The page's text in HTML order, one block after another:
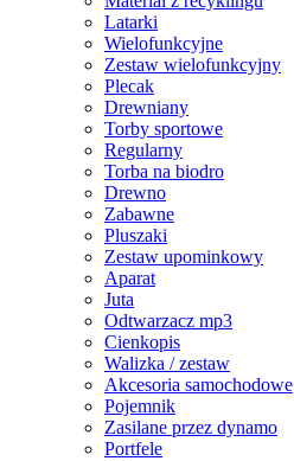
Latarki
Wielofunkcyjne
Zestaw wielofunkcyjny
Plecak
Drewniany
Torby sportowe
Regularny
Torba na biodro
Drewno
Zabawne
Pluszaki
Zestaw upominkowy
Aparat
Juta
Odtwarzacz mp3
Cienkopis
Walizka / zestaw
Akcesoria samochodowe
Pojemnik
Zasilane przez dynamo
Portfele